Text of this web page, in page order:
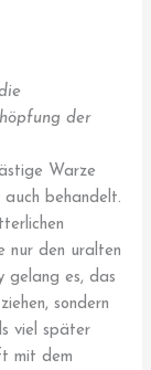
der
Warze
behandelt.
nur den uralten
gelang es, das
sondern
viel später
mit dem